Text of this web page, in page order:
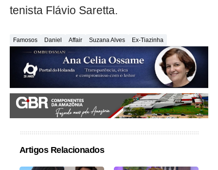
tenista Flávio Saretta.
Famosos Daniel Affair Suzana Alves Ex-Tiazinha
Artigos Relacionados